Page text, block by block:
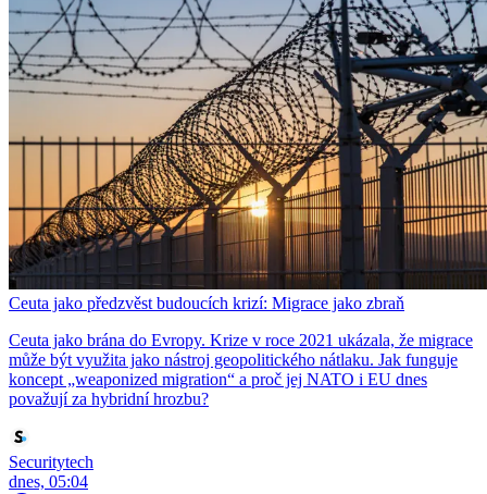
Ceuta jako předzvěst budoucích krizí: Migrace jako zbraň
Ceuta jako brána do Evropy. Krize v roce 2021 ukázala, že migrace
může být využita jako nástroj geopolitického nátlaku. Jak funguje
koncept „weaponized migration“ a proč jej NATO i EU dnes
považují za hybridní hrozbu?
Securitytech
dnes, 05:04